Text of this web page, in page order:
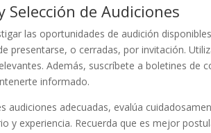
Selección de Audiciones
las oportunidades de audición
presentarse, o cerradas, por invitación.
Además, suscríbete a boletines de
informado.
audiciones adecuadas, evalúa
y experiencia. Recuerda que es mejor